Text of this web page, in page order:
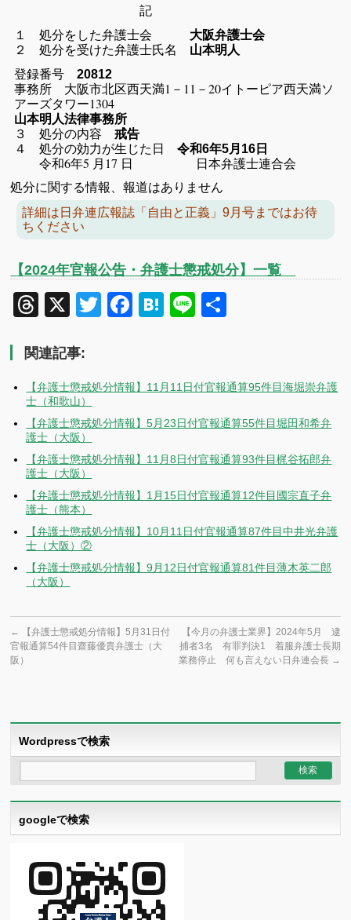
記
１ 処分をした弁護士会
大阪弁護士会
２ 処分を受けた弁護士氏名 山本明人
登録番号 20812
事務所 大阪市北区西天満1－11－20イトーピア西天満ソ
アーズタワー1304
山本明人法律事務所
３ 処分の内容戒告
４ 処分の効力が生じた日 令和6年5月16日
令和6年5 月17 日 日本弁護士連合会
処分に関する情報、報道はありません
詳細は日弁連広報誌「自由と正義」9月号まではお待
ちください
【2024年官報公告・弁護士懲戒処分】一覧
Threads
X TwitterFacebook
Hatena
Line
関連記事:
【弁護士懲戒処分情報】11月11日付官報通算95件目海堀崇弁護
士（和歌山）
【弁護士懲戒処分情報】5月23日付官報通算55件目堀田和希弁
護士（大阪）
【弁護士懲戒処分情報】11月8日付官報通算93件目梶谷拓郎弁
護士（大阪）
【弁護士懲戒処分情報】1月15日付官報通算12件目國宗直子弁
護士（熊本）
【弁護士懲戒処分情報】10月11日付官報通算87件目中井光弁護
士（大阪）②
【弁護士懲戒処分情報】9月12日付官報通算81件目薄木英二郎
（大阪）
←
【弁護士懲戒処分情報】5月31日付
官報通算54件目齋藤優貴弁護士（大
阪）
【今月の弁護士業界】2024年5月 逮
捕者3名 有罪判決1 着服弁護士長期
業務停止 何も言えない日弁連会長 →
Wordpressで検索
googleで検索